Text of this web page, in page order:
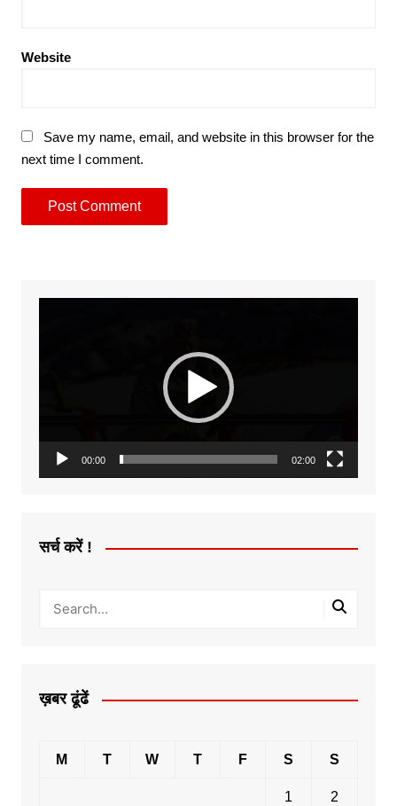
Website
Save my name, email, and website in this browser for the
next time I comment.
00:00 02:00
सर्च करें !
ख़बर ढूंढें
M T W T F S S
1 2